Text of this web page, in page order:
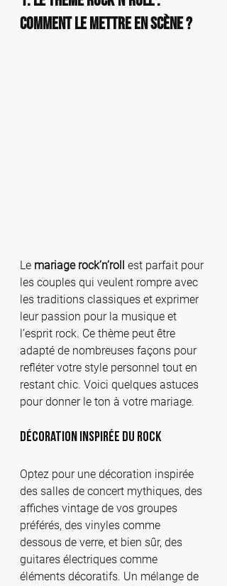
Comment le Mettre en Scène ?
Le mariage rock’n’roll est parfait pour
les couples qui veulent rompre avec
les traditions classiques et exprimer
leur passion pour la musique et
l’esprit rock. Ce thème peut être
adapté de nombreuses façons pour
refléter votre style personnel tout en
restant chic. Voici quelques astuces
pour donner le ton à votre mariage.
Décoration inspirée du rock
Optez pour une décoration inspirée
des salles de concert mythiques, des
affiches vintage de vos groupes
préférés, des vinyles comme
dessous de verre, et bien sûr, des
guitares électriques comme
éléments décoratifs. Un mélange de